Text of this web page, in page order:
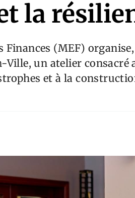
la
(MEF) organise,
un atelier consacré
et à la